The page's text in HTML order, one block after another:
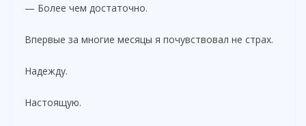
— Более чем достаточно.
Впервые за многие месяцы я почувствовал не страх.
Надежду.
Настоящую.